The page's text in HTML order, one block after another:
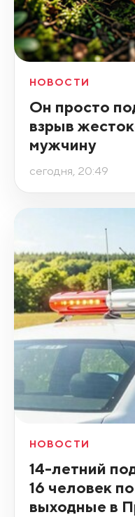
НОВОСТИ
Он просто
взрыв
мужчину
сегодня, 20:49
НОВОСТИ
14-летний
16 человек
выходные в